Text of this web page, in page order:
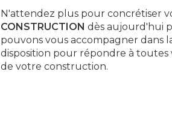
N'attendez plus pour concrétiser
CONSTRUCTION dès aujourd'hui
pouvons vous accompagner dans
disposition pour répondre à toutes
de votre construction.